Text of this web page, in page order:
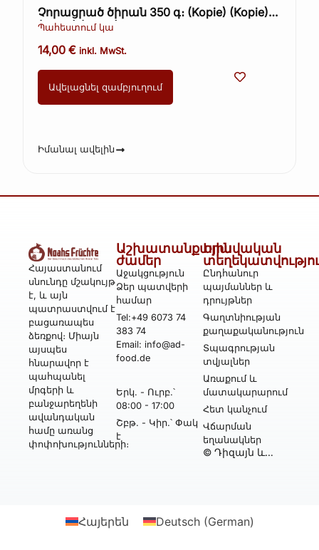
Չորացրած ծիրան 350 գ։ (Kopie) (Kopie)
(Kopie) (Kopie)
Պահեստում կա
14,00€ inkl. MwSt.
Ավելացնել զամբյուղում
Իմանալ ավելին
Հայաստանում
սնունդը մշակույթ
է, և այն
պատրաստվում է
բացառապես
ձեռքով։ Միայն
այսպես
հնարավոր է
պահպանել
մրգերի և
բանջարեղենի
ավանդական
համը առանց
փոփոխությունների։
Աշխատանքային
ժամեր
Աջակցություն
Ձեր պատվերի
համար
Tel:+49 6073 74
383 74
Email: info@ad-
food.de
Երկ․ - Ուրբ․՝
08:00 - 17:00
Շբթ․ - Կիր․՝ Փակ
է
Իրավական
Ընդհանուր
պայմաններ և
դրույթներ
Գաղտնիության
քաղաքականություն
Տպագրության
տվյալներ
Առաքում և
մատակարարում
Հետ կանչում
Վճարման
եղանակներ
© Դիզայն և
Հայերեն Deutsch(German)